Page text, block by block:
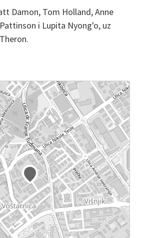
Damon, Tom Holland, Anne
i Lupita Nyong'o, uz